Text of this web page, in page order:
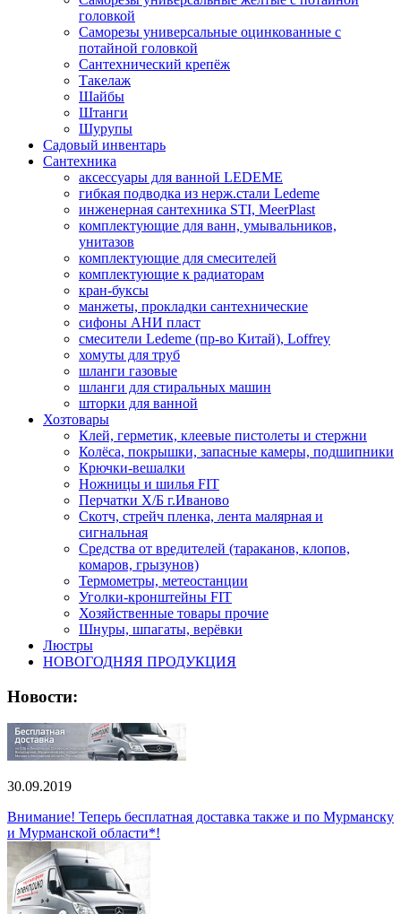
головкой
Саморезы универсальные оцинкованные с
потайной головкой
Сантехнический крепёж
Такелаж
Шайбы
Штанги
Шурупы
Садовый инвентарь
Сантехника
аксессуары для ванной LEDEME
гибкая подводка из нерж.стали Ledeme
инженерная сантехника STI, MeerPlast
комплектующие для ванн, умывальников,
унитазов
комплектующие для смесителей
комплектующие к радиаторам
кран-буксы
манжеты, прокладки сантехнические
сифоны АНИ пласт
смесители Ledeme (пр-во Китай), Loffrey
хомуты для труб
шланги газовые
шланги для стиральных машин
шторки для ванной
Хозтовары
Клей, герметик, клеевые пистолеты и стержни
Колёса, покрышки, запасные камеры, подшипники
Крючки-вешалки
Ножницы и шилья FIT
Перчатки Х/Б г.Иваново
Скотч, стрейч пленка, лента малярная и
сигнальная
Средства от вредителей (тараканов, клопов,
комаров, грызунов)
Термометры, метеостанции
Уголки-кронштейны FIT
Хозяйственные товары прочие
Шнуры, шпагаты, верёвки
Люстры
НОВОГОДНЯЯ ПРОДУКЦИЯ
Новости:
30.09.2019
Внимание! Теперь бесплатная доставка также и по Мурманску
и Мурманской области*!